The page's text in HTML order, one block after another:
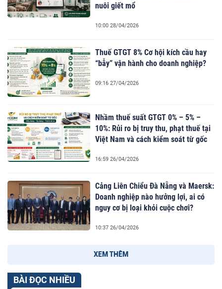
nuôi giết mổ
10:00 28/04/2026
Thuế GTGT 8% Cơ hội kích cầu hay
“bẫy” vận hành cho doanh nghiệp?
09:16 27/04/2026
Nhầm thuế suất GTGT 0% – 5% –
10%: Rủi ro bị truy thu, phạt thuế tại
Việt Nam và cách kiểm soát từ gốc
16:59 26/04/2026
Cảng Liên Chiểu Đà Nẵng và Maersk:
Doanh nghiệp nào hưởng lợi, ai có
nguy cơ bị loại khỏi cuộc chơi?
10:37 26/04/2026
XEM THÊM
BÀI ĐỌC NHIỀU